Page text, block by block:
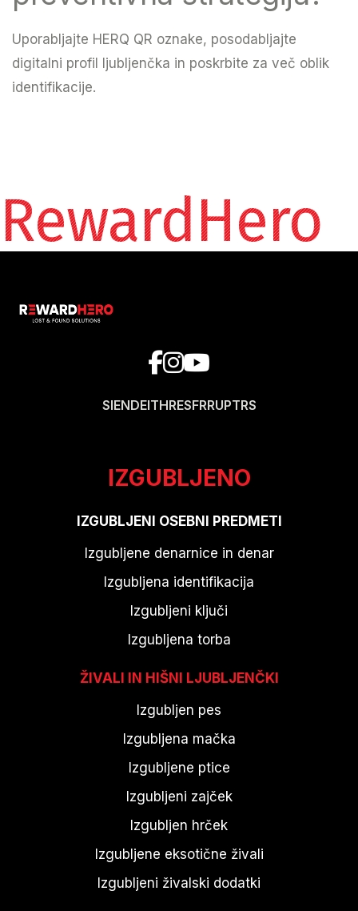
Uporabljajte HERQ QR oznake, posodabljajte
digitalni profil ljubljenčka in poskrbite za več oblik
identifikacije.
RewardHero
SIENDEITHRESFRRUPTRS
IZGUBLJENO
IZGUBLJENI OSEBNI PREDMETI
Izgubljene denarnice in denar
Izgubljena identifikacija
Izgubljeni ključi
Izgubljena torba
ŽIVALI IN HIŠNI LJUBLJENČKI
Izgubljen pes
Izgubljena mačka
Izgubljene ptice
Izgubljeni zajček
Izgubljen hrček
Izgubljene eksotične živali
Izgubljeni živalski dodatki